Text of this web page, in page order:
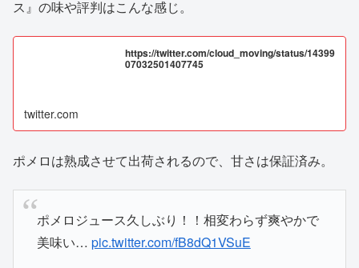
ス』の味や評判はこんな感じ。
https://twitter.com/cloud_moving/status/14399
07032501407745
twitter.com
ポメロは熟成させて出荷されるので、甘さは保証済み。
ポメロジュース久しぶり！！相変わらず爽やかで
美味い… pic.twitter.com/fB8dQ1VSuE